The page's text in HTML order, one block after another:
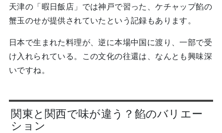
天津の「暇日飯店」では神戸で習った、ケチャップ餡の
蟹玉のせが提供されていたという記録もあります。
日本で生まれた料理が、逆に本場中国に渡り、一部で受
け入れられている。この文化の往還は、なんとも興味深
いですね。
関東と関西で味が違う？餡のバリエー
ション